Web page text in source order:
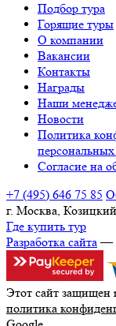
Подбор тура
Горящие туры
О компании
Вакансии
Контакты
Награды
Наши
Новости
Политика
Согласие на
+7 (495) 646 75 85
г. Москва,
Где купить тур
Разработка сайта—
Этот сайт
политика